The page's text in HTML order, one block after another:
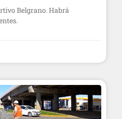
Belgrano. Habrá